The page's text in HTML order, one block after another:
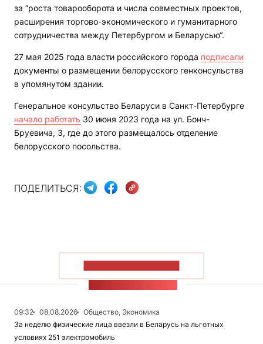
за “роста товарооборота и числа совместных проектов,
расширения торгово-экономического и гуманитарного
сотрудничества между Петербургом и Беларусью“.
27 мая 2025 года власти российского города подписали
документы о размещении белорусского генконсульства
в упомянутом здании.
Генеральное консульство Беларуси в Санкт-Петербурге
начало работать 30 июня 2023 года на ул. Бонч-
Бруевича, 3, где до этого размещалось отделение
белорусского посольства.
ПОДЕЛИТЬСЯ:
09:32 08.08.2026
Общество, Экономика
За неделю физические лица ввезли в Беларусь на льготных
условиях 251 электромобиль